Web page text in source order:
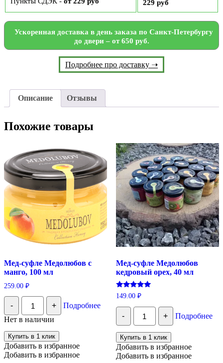
229 руб
Ускоренная доставка в день заказа по Санкт-Петербургу
до двери – от 650 руб.
Подробнее про доставку ➝
Описание Отзывы
Похожие товары
Мед-суфле Медолюбов с
манго, 100 мл
259.00 ₽
-
Количество
Мед-
суфле
Медолюбов
с
манго,
100
мл
+
Подробнее
Нет в наличии
Купить в 1 клик
Добавить в избранное
Добавить в избранное
Мед-суфле Медолюбов
кедровый орех, 40 мл
Оценка
5.00
из 5
149.00 ₽
-
Количество
Мед-
суфле
Медолюбов
кедровый
орех,
40
+ Подробнее
Купить в 1 клик
Добавить в избранное
Добавить в избранное